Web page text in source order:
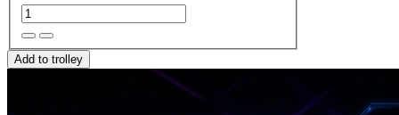
Add to trolley